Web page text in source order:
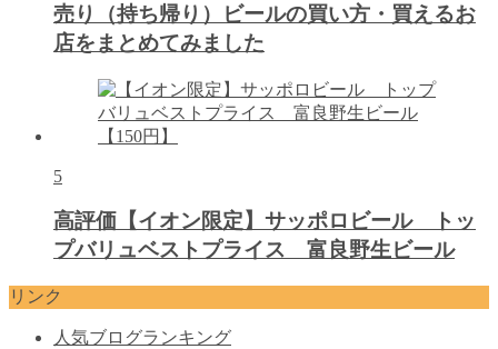
売り（持ち帰り）ビールの買い方・買えるお
店をまとめてみました
5
高評価【イオン限定】サッポロビール トッ
プバリュベストプライス 富良野生ビール
リンク
人気ブログランキング